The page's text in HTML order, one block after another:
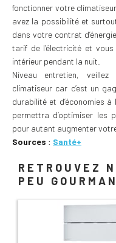
fonctionner votre
avez la possibilité et
dans votre contrat
tarif de l’électricité et
intérieur pendant la nuit.
Niveau entretien,
climatiseur car c’est un
durabilité et d’économies
permettra d’optimiser les
pour autant augmenter
Sources : Santé+
RETROUVEZ
PEU